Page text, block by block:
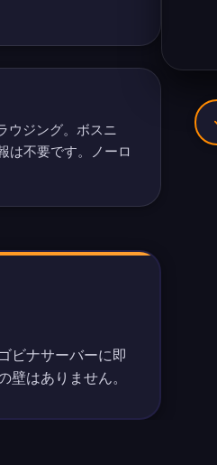
ウジング。ボスニ
不要です。
ノーロ
ビナサーバーに即
はありません。